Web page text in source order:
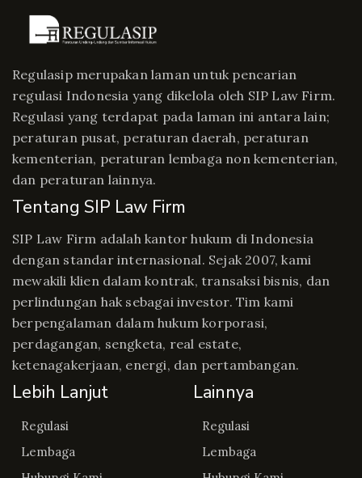
Regulasip merupakan laman untuk pencarian
regulasi Indonesia yang dikelola oleh SIP Law Firm.
Regulasi yang terdapat pada laman ini antara lain;
peraturan pusat, peraturan daerah, peraturan
kementerian, peraturan lembaga non kementerian,
dan peraturan lainnya.
Tentang SIP Law Firm
SIP Law Firm adalah kantor hukum di Indonesia
dengan standar internasional. Sejak 2007, kami
mewakili klien dalam kontrak, transaksi bisnis, dan
perlindungan hak sebagai investor. Tim kami
berpengalaman dalam hukum korporasi,
perdagangan, sengketa, real estate,
ketenagakerjaan, energi, dan pertambangan.
Lebih Lanjut
Regulasi
Lembaga
Lainnya
Regulasi
Lembaga